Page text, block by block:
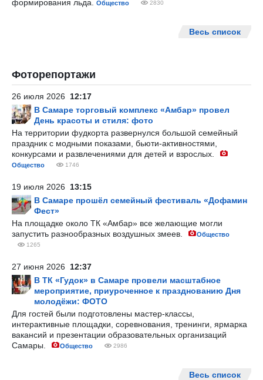
формирования льда.
Общество 2830
Весь список
Фоторепортажи
26 июля 2026 12:17
В Самаре торговый комплекс «Амбар» провел
День красоты и стиля: фото
На территории фудкорта развернулся большой семейный
праздник с модными показами, бьюти-активностями,
конкурсами и развлечениями для детей и взрослых.
Общество 1746
19 июля 2026 13:15
В Самаре прошёл семейный фестиваль «Дофамин
Фест»
На площадке около ТК «Амбар» все желающие могли
запустить разнообразных воздушных змеев.
Общество
1265
27 июня 2026 12:37
В ТК «Гудок» в Самаре провели масштабное
мероприятие, приуроченное к празднованию Дня
молодёжи: ФОТО
Для гостей были подготовлены мастер-классы,
интерактивные площадки, соревнования, тренинги, ярмарка
вакансий и презентации образовательных организаций
Самары.
Общество 2986
Весь список